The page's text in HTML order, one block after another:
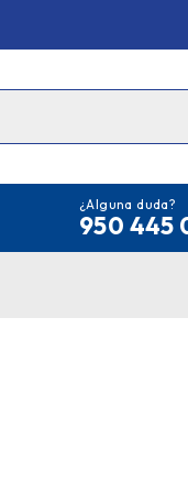
¿Alguna duda?
950 445